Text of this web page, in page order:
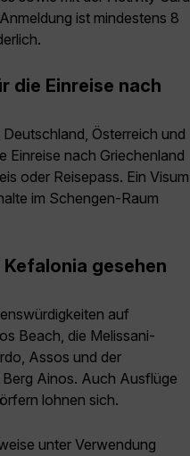
ist mindestens 8
die Einreise nach
Österreich und
Einreise nach Griechenland
oder Reisepass. Ein Visum
im Schengen-Raum
gesehen
auf
Beach, die Melissani-
Assos und der
Ainos. Auch Ausflüge
lohnen sich.
unter Verwendung